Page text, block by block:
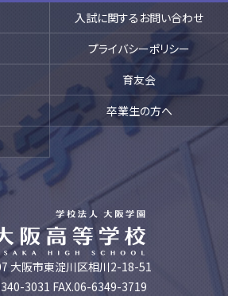
入試に関するお問い合わせ
プライバシーポリシー
育友会
卒業生の方へ
大阪市東淀川区相川2-18-51
3031 FAX.06-6349-3719